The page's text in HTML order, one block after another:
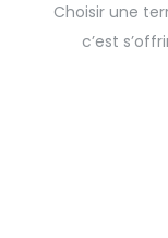
Choisir une
c’est